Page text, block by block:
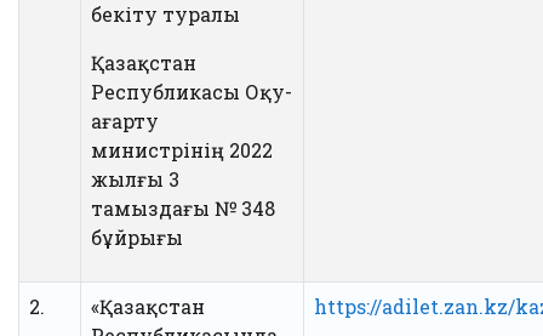
бекіту туралы
Қазақстан
Республикасы Оқу-
ағарту
министрінің 2022
жылғы 3
тамыздағы № 348
бұйрығы
2.
«Қазақстан
https://adilet.zan.kz/